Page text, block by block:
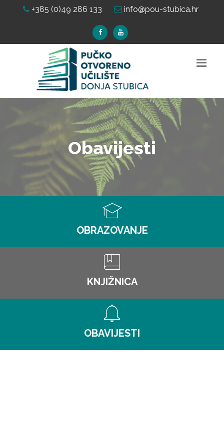
+385 (0)49 286 133 info@pou-stubica.hr
Obavijesti
OBRAZOVANJE
KNJIŽNICA
OBAVIJESTI